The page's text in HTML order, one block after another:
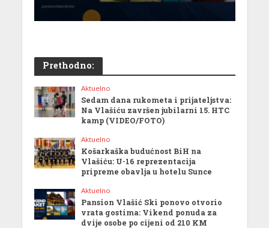
Prethodno:
Aktuelno
Sedam dana rukometa i prijateljstva:
Na Vlašiću završen jubilarni 15. HTC
kamp (VIDEO/FOTO)
Aktuelno
Košarkaška budućnost BiH na
Vlašiću: U-16 reprezentacija
pripreme obavlja u hotelu Sunce
Aktuelno
Pansion Vlašić Ski ponovo otvorio
vrata gostima: Vikend ponuda za
dvije osobe po cijeni od 210 KM